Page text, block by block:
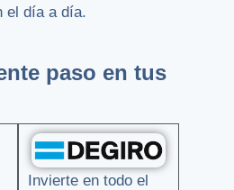
el día a día.
paso en tus
Invierte en todo el